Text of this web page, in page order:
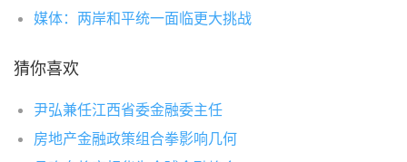
媒体：两岸和平统一面临更大挑战
猜你喜欢
尹弘兼任江西省委金融委主任
房地产金融政策组合拳影响几何